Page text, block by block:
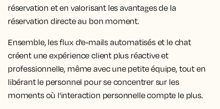
réservation et en valorisant les avantages de la
réservation directe au bon moment.
Ensemble, les flux d'e-mails automatisés et le chat
créent une expérience client plus réactive et
professionnelle, même avec une petite équipe, tout en
libérant le personnel pour se concentrer sur les
moments où l'interaction personnelle compte le plus.